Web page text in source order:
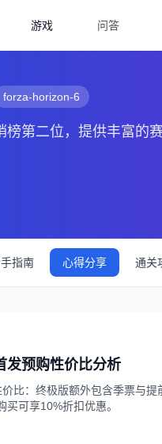
游戏 问答
forza-horizon-6
第二位，提供丰富的
指南 心得分享 通关
发预购性价比分析
比：终极版额外包含季票与
可享10%折扣优惠。